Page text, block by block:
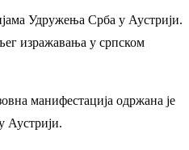
Удружења Срба у Аустрији.
изражавања у српском
манифестација одржана је
Аустрији.